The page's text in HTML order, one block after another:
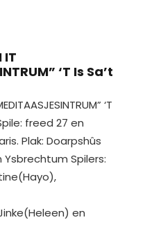
IT
‘T Is Sa’t
‘T
freed 27 en
Plak: Doarpshûs
Ysbrechtum Spilers:
en